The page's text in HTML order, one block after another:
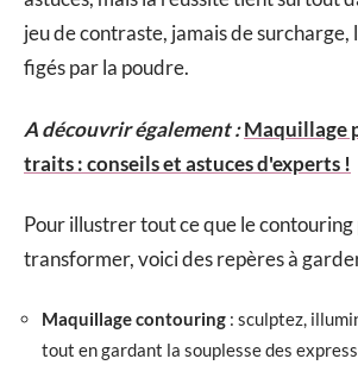
jeu de contraste, jamais de surcharge,
figés par la poudre.
A découvrir également :Maquillage
traits : conseils et astuces d'experts !
Pour illustrer tout ce que le contouring
transformer, voici des repères à
Maquillage contouring : sculptez,
tout en gardant la souplesse des